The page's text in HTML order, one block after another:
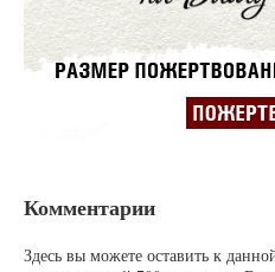
Комментарии
Здесь вы можете оставить к